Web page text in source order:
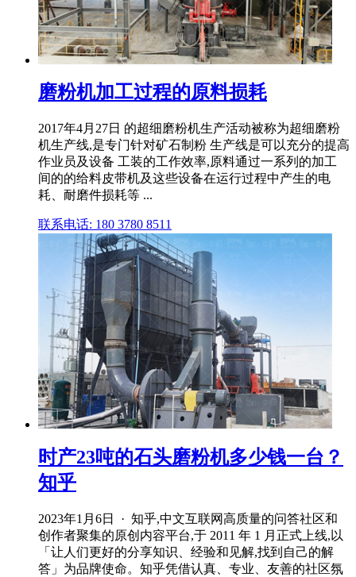
磨粉机加工过程的原料损耗
2017年4月27日 的超细磨粉机生产活动被称为超细磨粉
机生产线,是专门针对矿石制粉 生产线是可以充分的提高
作业员及设备 工装的工作效率,原料通过一系列的加工
间的的给料皮带机及这些设备在运行过程中产生的电
耗、耐磨件损耗等 ...
联系电话: 180 3780 8511
时产23吨的石头磨粉机多少钱一台？
知乎
2023年1月6日 · 知乎,中文互联网高质量的问答社区和
创作者聚集的原创内容平台,于 2011 年 1 月正式上线,以
「让人们更好的分享知识、经验和见解,找到自己的解
答」为品牌使命。知乎凭借认真、专业、友善的社区氛